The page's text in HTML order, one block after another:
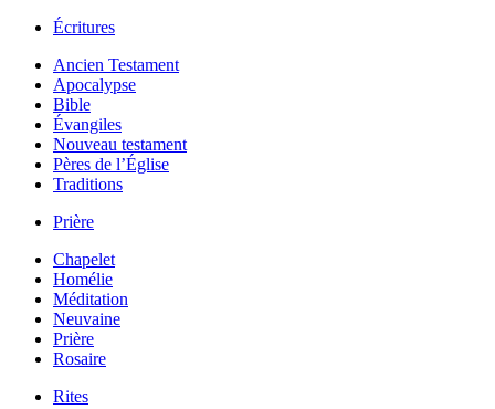
Écritures
Ancien Testament
Apocalypse
Bible
Évangiles
Nouveau testament
Pères de l’Église
Traditions
Prière
Chapelet
Homélie
Méditation
Neuvaine
Prière
Rosaire
Rites